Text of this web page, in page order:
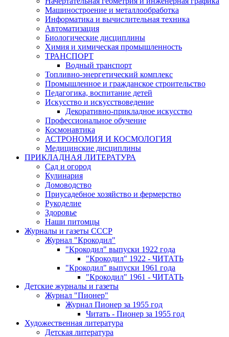
Машиностроение и металлообработка
Информатика и вычислительная техника
Автоматизация
Биологические дисциплины
Химия и химическая промышленность
ТРАНСПОРТ
Водный транспорт
Топливно-энергетический комплекс
Промышленное и гражданское строительство
Педагогика, воспитание детей
Искусство и искусствоведение
Декоративно-прикладное искусство
Профессиональное обучение
Космонавтика
АСТРОНОМИЯ И КОСМОЛОГИЯ
Медицинские дисциплины
ПРИКЛАДНАЯ ЛИТЕРАТУРА
Сад и огород
Кулинария
Домоводство
Приусадебное хозяйство и фермерство
Рукоделие
Здоровье
Наши питомцы
Журналы и газеты СССР
Журнал "Крокодил"
"Крокодил" выпуски 1922 года
"Крокодил" 1922 - ЧИТАТЬ
"Крокодил" выпуски 1961 года
"Крокодил" 1961 - ЧИТАТЬ
Детские журналы и газеты
Журнал "Пионер"
Журнал Пионер за 1955 год
Читать - Пионер за 1955 год
Художественная литература
Детская литература